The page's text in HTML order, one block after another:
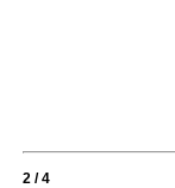
2 / 4